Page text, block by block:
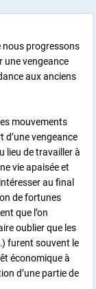
nous progressons
une vengeance
aux anciens
mouvements
d’une vengeance
lieu de travailler à
vie apaisée et
au final
de fortunes
que l’on
oublier que les
furent souvent le
économique à
d’une partie de